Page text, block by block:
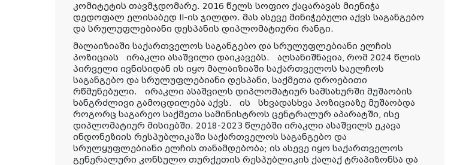
კომიტეტის თავმჯდომარე. 2016 წელს სოფიო ქაცარავას მიენიჭა
დედოფალ ელისაბედ II-ის ჯილდო. მას ასევე მინიჭებული აქვს საგანგებო
და სრულუფლებიანი დესპანის დიპლომატიური რანგი.
მალაიზიაში საქართველოს საგანგებო და სრულუფლებიანი ელჩის
პოზიციას ირაკლი ასაშვილი დაიკავებს. აღსანიშნავია, რომ 2024 წლის
პირველი ივნისიდან ის იყო მალაიზიაში საქართველოს საელჩოს
საგანგებო და სრულუფლებიანი დესპანი, საქმეთა დროებითი
რწმუნებული. ირაკლი ასაშვილს დიპლომატიურ სამსახურში მუშაობის
ხანგრძლივი გამოცდილება აქვს. ის სხვადასხვა პოზიციაზე მუშაობდა
როგორც საგარეო საქმეთა სამინისტროს ცენტრალურ აპარატში, ისე
დიპლომატიურ მისიებში. 2018-2023 წლებში ირაკლი ასაშვილს ეკავა
ინდონეზიის რესპუბლიკაში საქართველოს საგანგებო და
სრულყუფლებიანი ელჩის თანამდებობა; ის ასევე იყო საქართველოს
გენერალური კონსულო თურქეთის რესპუბლიკის ქალაქ ტრაპიზონსა და